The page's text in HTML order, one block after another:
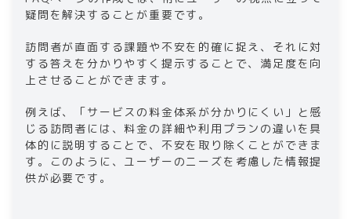
疑問を解決することが重要です。
訪問者が直面する課題や不安を的確に捉え、それに対
する答えを分かりやすく提示することで、満足度を向
上させることができます。
例えば、「サービスの料金体系が分かりにくい」と感
じる訪問者には、料金の詳細や利用プランの違いを具
体的に説明することで、不安を取り除くことができま
す。このように、ユーザーのニーズを考慮した情報提
供が必要です。